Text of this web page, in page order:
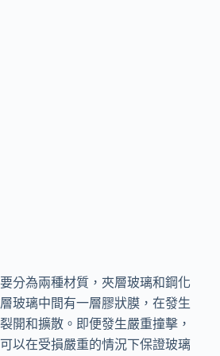
分為兩種材質，夾層玻璃和鋼化
玻璃中間有一層膠狀膜，在發生
開和擴散。即便發生嚴重撞擊，
以在受損嚴重的情況下保證玻璃